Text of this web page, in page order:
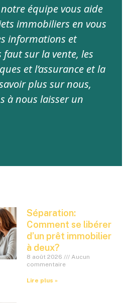
équipe vous aide
immobiliers en vous
informations et
faut sur la vente, les
et l’assurance et la
plus sur nous,
à nous laisser un
Séparation:
Comment se libérer
d’un prêt immobilier
à deux?
8 août 2026
Aucun
commentaire
Lire plus »